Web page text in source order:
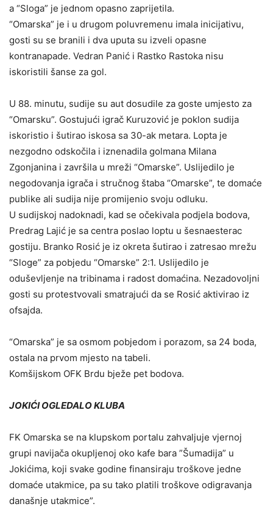
a “Sloga” je jednom opasno zaprijetila.
“Omarska” je i u drugom poluvremenu imala inicijativu,
gosti su se branili i dva uputa su izveli opasne
kontranapade. Vedran Panić i Rastko Rastoka nisu
iskoristili šanse za gol.
U 88. minutu, sudije su aut dosudile za goste umjesto za
“Omarsku”. Gostujući igrač Kuruzović je poklon sudija
iskoristio i šutirao iskosa sa 30-ak metara. Lopta je
nezgodno odskočila i iznenadila golmana Milana
Zgonjanina i završila u mreži “Omarske”. Uslijedilo je
negodovanja igrača i stručnog štaba “Omarske”, te domaće
publike ali sudija nije promijenio svoju odluku.
U sudijskoj nadoknadi, kad se očekivala podjela bodova,
Predrag Lajić je sa centra poslao loptu u šesnaesterac
gostiju. Branko Rosić je iz okreta šutirao i zatresao mrežu
“Sloge” za pobjedu “Omarske” 2:1. Uslijedilo je
oduševljenje na tribinama i radost domaćina. Nezadovoljni
gosti su protestvovali smatrajući da se Rosić aktivirao iz
ofsajda.
“Omarska” je sa osmom pobjedom i porazom, sa 24 boda,
ostala na prvom mjesto na tabeli.
Komšijskom OFK Brdu bježe pet bodova.
JOKIĆI OGLEDALO KLUBA
FK Omarska se na klupskom portalu zahvaljuje vjernoj
grupi navijača okupljenoj oko kafe bara ”Šumadija” u
Jokićima, koji svake godine finansiraju troškove jedne
domaće utakmice, pa su tako platili troškove odigravanja
današnje utakmice”.